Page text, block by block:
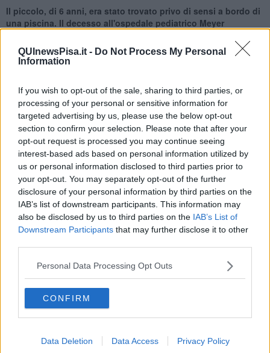
QUInewsPisa.it - Do Not Process My Personal
Information
If you wish to opt-out of the sale, sharing to third parties, or
processing of your personal or sensitive information for
targeted advertising by us, please use the below opt-out
section to confirm your selection. Please note that after your
opt-out request is processed you may continue seeing
interest-based ads based on personal information utilized by
us or personal information disclosed to third parties prior to
your opt-out. You may separately opt-out of the further
disclosure of your personal information by third parties on the
IAB’s list of downstream participants. This information may
also be disclosed by us to third parties on the IAB’s List of
Downstream Participants that may further disclose it to other
Personal Data Processing Opt Outs
CONFIRM
Data Deletion Data Access Privacy Policy
Il piccolo, di 6 anni, era stato trovato privo di sensi a bordo di
una piscina. Il decesso all'ospedale pediatrico Meyer
SAN GIULIANO TERME —La speranza si è spenta oggi
all'ospedale pediatrico Meyer. Non ce l'ha fatta il bambino di 6
che di ieri pomeriggio era stato trovato privo di sensi sul bordo
della piscina di un parco divertimenti.
Una giornata di spensieratezza che in un attimo si è tramutata nel
peggiore degli incubi. Scattato l'allarme, i sanitari del 118 sono
accorsi nella struttura dove il bambino era andato inarresto
cardio-circolatorio. Le sue condizioni erano apparse subito molto
critiche.
della struttura, il bambino è stato trasportato in condizioni
gravissime all'ospedale di Cisanello dove è stato intubato. Durante
la notte le sue condizioni si sono aggravate e i medici hanno
deciso di trasferirlo con l'elisoccorso all'ospedale pediatrico Meyer
di Firenze dove oggi, al termine della procedura di accertamento di
Accertamenti in corso sulle cause della tragedia.